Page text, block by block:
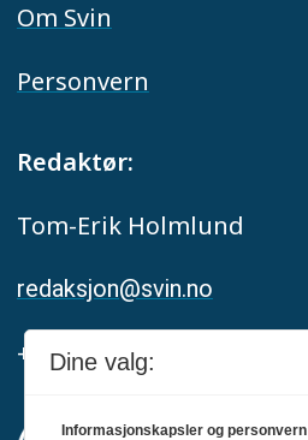
Om Svin
Personvern
Redaktør:
Tom-Erik Holmlund
redaksjon@svin.no
+47 916 68 668
Dine valg:
Informasjonskapsler og personvern